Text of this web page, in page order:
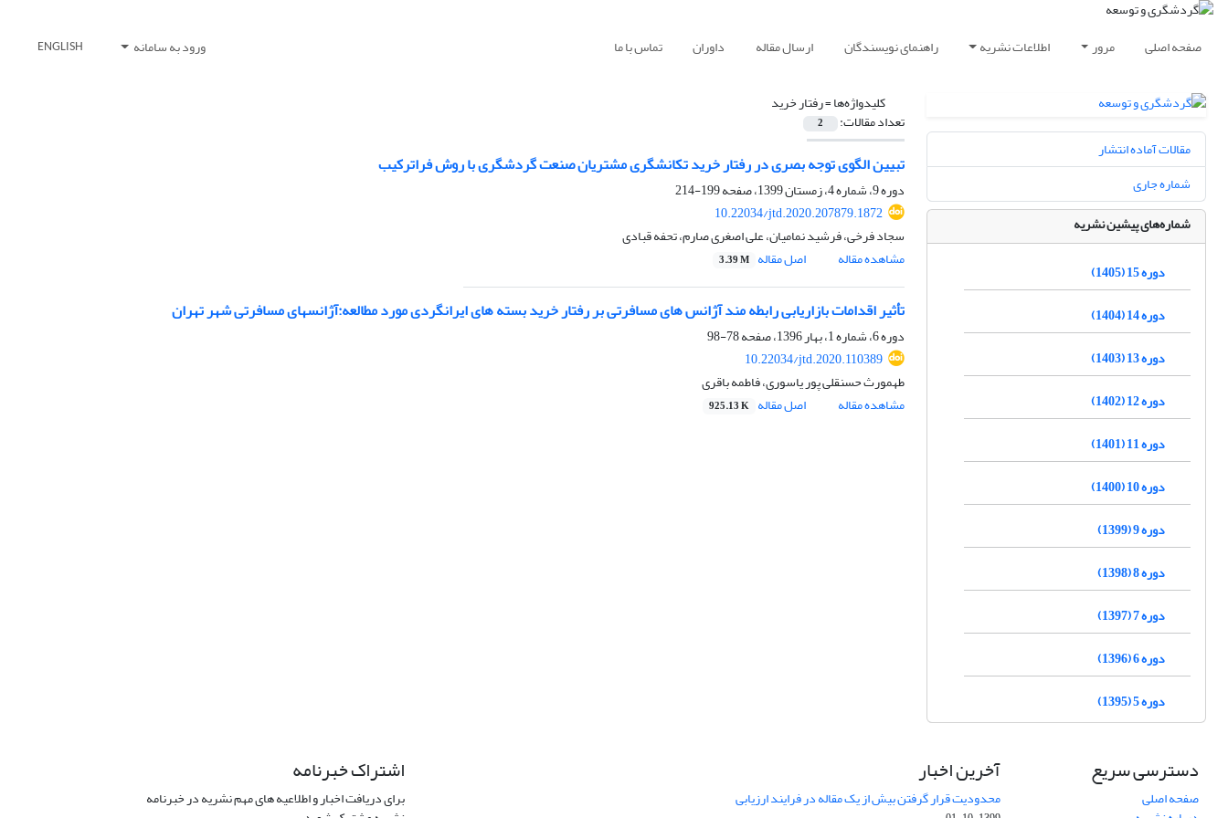
صفحه اصلی مرور اطلاعات نشریه راهنمای نویسندگان ارسال مقاله داوران تماس با ما ورود به سامانه ENGLISH
کلیدواژه‌ها =رفتار خرید
تعداد مقالات: 2
تبیین الگوی توجه بصری در رفتار خرید تکانشگری مشتریان صنعت گردشگری با روش فراترکیب
دوره 9، شماره 4، زمستان 1399، صفحه
199-214
10.22034/jtd.2020.207879.1872
سجاد فرخی، فرشید نمامیان، علی اصغری صارم، تحفه قبادی
مشاهده مقاله
اصل مقاله 3.39 M
تأثیر اقدامات بازاریابی رابطه مند آژانس های مسافرتی بر رفتار خرید بسته های ایرانگردی مورد مطالعه:آژانس‏های مسافرتی شهر تهران
دوره 6، شماره 1، بهار 1396، صفحه
78-98
10.22034/jtd.2020.110389
طهمورث حسنقلی پور یاسوری، فاطمه باقری
مشاهده مقاله
اصل مقاله 925.13 K
مقالات آماده انتشار
شماره جاری
شماره‌های پیشین نشریه
دوره 15 (1405)
دوره 14 (1404)
دوره 13 (1403)
دوره 12 (1402)
دوره 11 (1401)
دوره 10 (1400)
دوره 9 (1399)
دوره 8 (1398)
دوره 7 (1397)
دوره 6 (1396)
دوره 5 (1395)
دسترسی سریع
صفحه اصلی
آخرین اخبار
محدودیت قرار گرفتن بیش از یک مقاله در فرایند ارزیابی
اشتراک خبرنامه
برای دریافت اخبار و اطلاعیه های مهم نشریه در خبرنامه